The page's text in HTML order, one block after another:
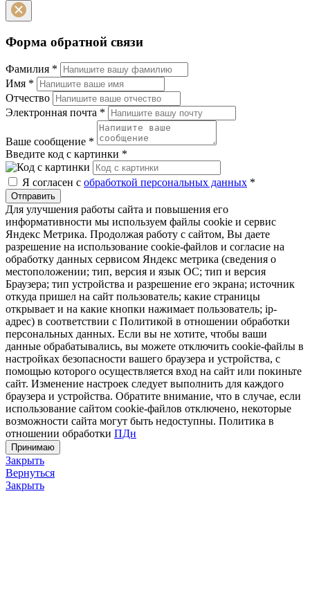
Форма обратной связи
Фамилия *
Имя *
Отчество
Электронная почта *
Ваше сообщение *
Введите код с картинки *
Я согласен с обработкой персональных данных *
Отправить
Для улучшения работы сайта и повышения его
информативности мы используем файлы cookie и сервис
Яндекс Метрика. Продолжая работу с сайтом, Вы даете
разрешение на использование cookie-файлов и согласие на
обработку данных сервисом Яндекс метрика (сведения о
местоположении; тип, версия и язык ОС; тип и версия
Браузера; тип устройства и разрешение его экрана; источник
откуда пришел на сайт пользователь; какие страницы
открывает и на какие кнопки нажимает пользователь; ip-
адрес) в соответствии с Политикой в отношении обработки
персональных данных. Если вы не хотите, чтобы ваши
данные обрабатывались, вы можете отключить cookie-файлы в
настройках безопасности вашего браузера и устройства, с
помощью которого осуществляется вход на сайт или покиньте
сайт. Изменение настроек следует выполнить для каждого
браузера и устройства. Обратите внимание, что в случае, если
использование сайтом cookie-файлов отключено, некоторые
возможности сайта могут быть недоступны. Политика в
отношении обработки ПДн
Принимаю
Закрыть
Вернуться
Закрыть